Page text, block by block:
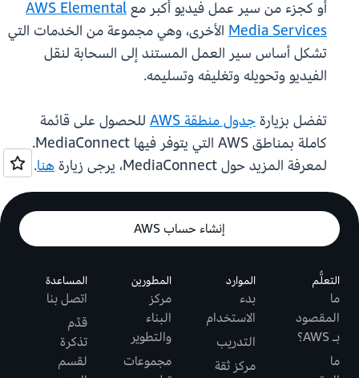
أو كجزء من سير عمل فيديو أكبر معAWS Elemental
Media Services الأخرى، وهي مجموعة من الخدمات التي
تشكل أساس سير العمل المستند إلى السحابة لنقل
الفيديو وتحويله وتغليفه وتسليمه.
تفضل بزيارةجدول منطقة AWS
للحصول على قائمة
كاملة بمناطق AWS التي يتوفر فيها MediaConnect.
لمعرفة المزيد حول MediaConnect، يرجى زيارة
هنا.
إنشاء حساب AWS
التعلُّم
ما
المقصود
بـ AWS؟
ما
الموارد
بدء
الاستخدام
التدريب
مركز ثقة
المطورين
مركز
البناء
والتطوير
مجموعات
المساعدة
اتصل بنا
قدّم
تذكرة
لقسم